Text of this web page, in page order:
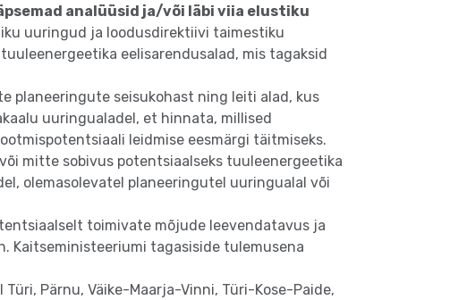
analüüsid ja/või läbi viia elustiku
uuringud ja loodusdirektiivi taimestiku
eelisarendusalad, mis tagaksid
planeeringute seisukohast ning leiti alad, kus
uuringualadel, et hinnata, millised
leidmise eesmärgi täitmiseks.
mitte sobivus potentsiaalseks tuuleenergeetika
olemasolevatel planeeringutel uuringualal või
toimivate mõjude leevendatavus ja
Kaitseministeeriumi tagasiside tulemusena
Pärnu, Väike-Maarja-Vinni, Türi-Kose-Paide,